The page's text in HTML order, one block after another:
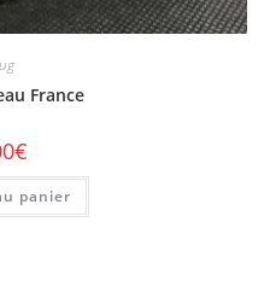
France
€
panier